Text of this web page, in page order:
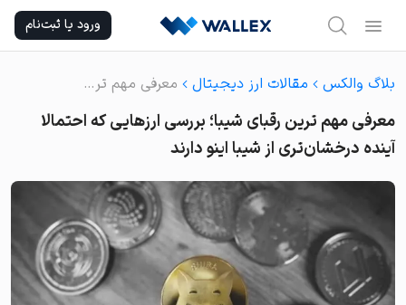
content
ورود یا ثبت‌نام
بلاگ والکس مقالات ارز دیجیتال معرفی مهم ترین رقبای شیبا؛ بررسی ارزهایی که احتمالا آینده درخشان‌تری از شیبا اینو دارند
معرفی مهم ترین رقبای شیبا؛ بررسی ارزهایی که احتمالا
آینده درخشان‌تری از شیبا اینو دارند